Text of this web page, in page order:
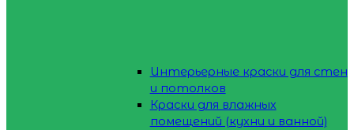
Интерьерные краски для стен
и потолков
Краски для влажных
помещений (кухни и ванной)